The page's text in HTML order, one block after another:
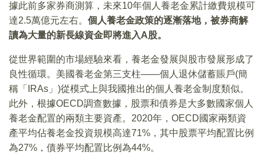
據此前多家券商測算，未來10年個人養老金累計繳費規模可
達2.5萬億元左右。 個人養老金政策的逐漸落地，被券商解
讀為大量的新長線資金即將進入A股。
從世界範圍的市場經驗來看，養老金發展與股市發展形成了
良性循環。美國養老金第三支柱——個人退休儲蓄賬戶(簡
稱「IRAs」)從模式上與我國推出的個人養老金制度類似。
此外，根據OECD調查數據，股票和債券是大多數國家個人
養老金配置的兩類主要資產。2020年，OECD國家兩類資
產平均佔養老金投資規模高達71%，其中股票平均配置比例
為27%，債券平均配置比例為44%。